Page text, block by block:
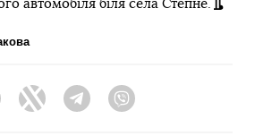
автомобіля біля села Степне.
FacebookTwitter Telegram